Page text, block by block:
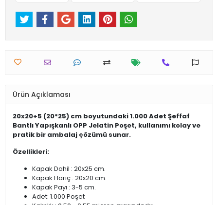
Ürün Açıklaması
20x20+5 (20*25) cm boyutundaki 1.000 Adet Şeffaf
Bantlı Yapışkanlı OPP Jelatin Poşet, kullanımı kolay ve
pratik bir ambalaj çözümü sunar.
Özellikleri:
Kapak Dahil : 20x25 cm.
Kapak Hariç : 20x20 cm.
Kapak Payı : 3-5 cm.
Adet: 1.000 Poşet